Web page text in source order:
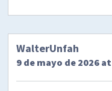
WalterUnfah
9 de mayo de 2026 at